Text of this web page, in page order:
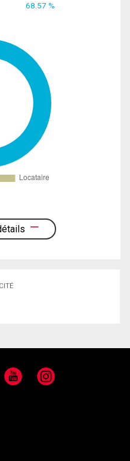
68.57 %
YouTube Instagram